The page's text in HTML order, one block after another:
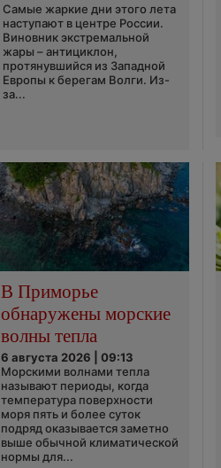
Самые жаркие дни этого лета
наступают в центре России.
Виновник экстремальной
жары – антициклон,
протянувшийся из Западной
Европы к берегам Волги. Из-
за...
В Приморье
обнаружены морские
волны тепла
6 августа 2026 | 09:13
Морскими волнами тепла
называют периоды, когда
температура поверхности
моря пять и более суток
подряд оказывается заметно
выше обычной климатической
нормы для...